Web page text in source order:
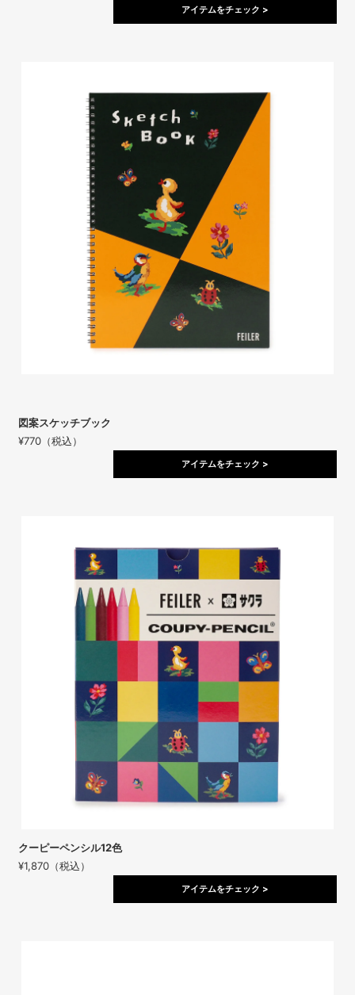
アイテムをチェック >
図案スケッチブック
¥770（税込）
アイテムをチェック >
クーピーペンシル12色
¥1,870（税込）
アイテムをチェック >